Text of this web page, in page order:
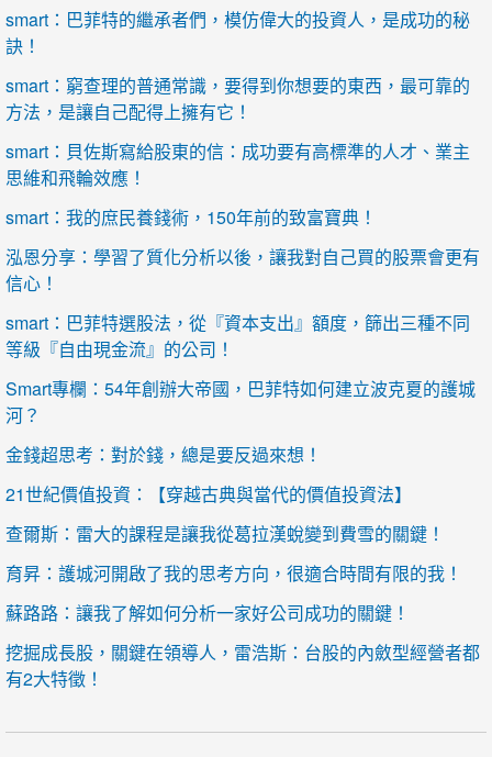
smart：巴菲特的繼承者們，模仿偉大的投資人，是成功的秘
訣！
smart：窮查理的普通常識，要得到你想要的東西，最可靠的
方法，是讓自己配得上擁有它！
smart：貝佐斯寫給股東的信：成功要有高標準的人才、業主
思維和飛輪效應！
smart：我的庶民養錢術，150年前的致富寶典！
泓恩分享：學習了質化分析以後，讓我對自己買的股票會更有
信心！
smart：巴菲特選股法，從『資本支出』額度，篩出三種不同
等級『自由現金流』的公司！
Smart專欄：54年創辦大帝國，巴菲特如何建立波克夏的護城
河？
金錢超思考：對於錢，總是要反過來想！
21世紀價值投資：【穿越古典與當代的價值投資法】
查爾斯：雷大的課程是讓我從葛拉漢蛻變到費雪的關鍵！
育昇：護城河開啟了我的思考方向，很適合時間有限的我！
蘇路路：讓我了解如何分析一家好公司成功的關鍵！
挖掘成長股，關鍵在領導人，雷浩斯：台股的內斂型經營者都
有2大特徵！